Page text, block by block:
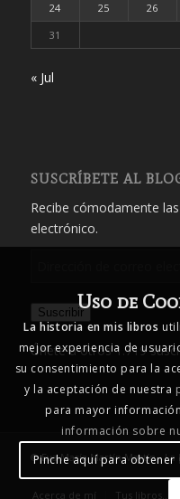
24
25 26
31
« Jul
SUSCRÍBETE AL
Recibe cómodamente
electrónico.
correo
electrónico
Suscribir
Únete a otros 1.719
© Eva María Martín Martín -
Acerca de mí Tus libros…
Uso de
La historia en mis libros
mejor experiencia de
su consentimiento para la
y la aceptación de nuestra
para mayor
información sobre
Pinche aquí para